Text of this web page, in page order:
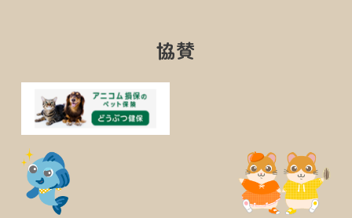
協賛